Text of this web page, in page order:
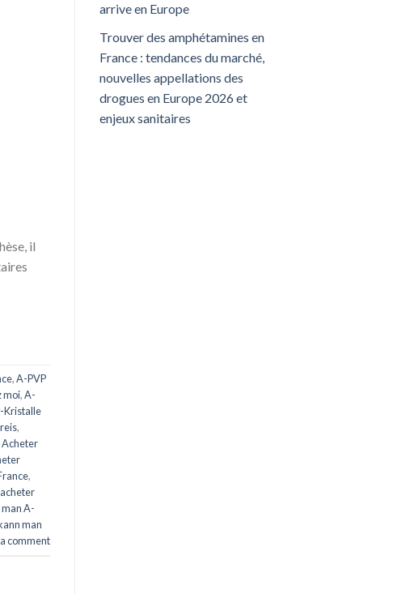
il
,A-PVP
moi,A-
Kristalle
,
Acheter
,
A-
man
comment
arrive en Europe
Trouver des amphétamines en
France : tendances du marché,
nouvelles appellations des
drogues en Europe 2026 et
enjeux sanitaires